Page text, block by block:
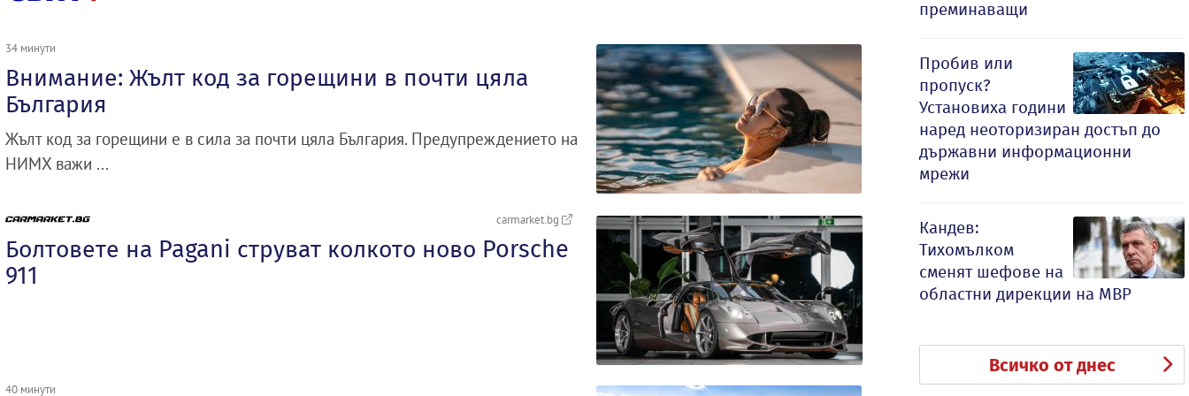
34 минути
Внимание: Жълт код за горещини в почти цяла
България
Жълт код за горещини е в сила за почти цяла България. Предупреждението на
НИМХ важи ...
carmarket.bg
Болтовете на Pagani струват колкото ново Porsche
911
40 минути
преминаващи
Пробив или
пропуск?
Установиха години
наред неоторизиран достъп до
държавни информационни
мрежи
Кандев:
Тихомълком
сменят шефове на
областни дирекции на МВР
Всичко от днес